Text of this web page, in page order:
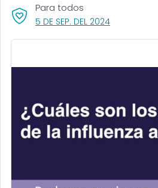
5 DE SEP. DEL 2024, VISIT LINK
Para todos